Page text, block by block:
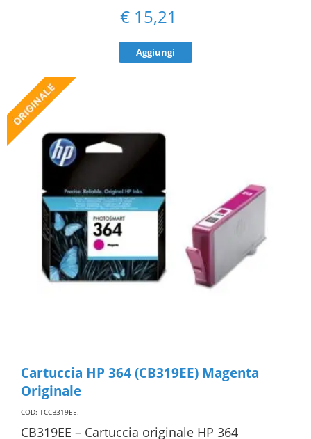
€ 15,21
Aggiungi
Cartuccia HP 364 (CB319EE) Magenta
Originale
COD: TCCB319EE.
CB319EE – Cartuccia originale HP 364